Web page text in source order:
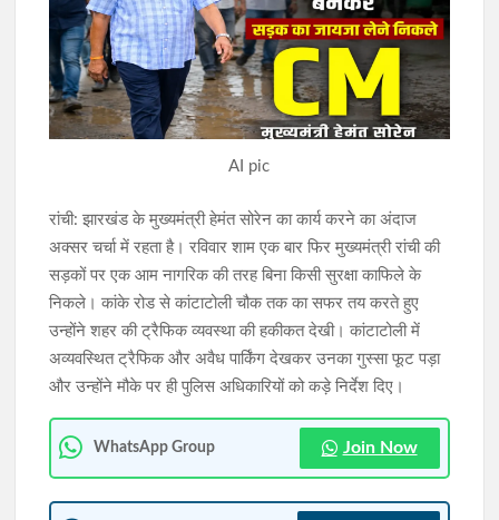
JPSC-JSSC विवाद: 10 अगस्त के विधानसभा घेराव को भाजयुमो का समर्थन,
शशांक राज बोले- छात्रों के साथ पूरी ताकत से खड़े होंगे
आदिवासी महोत्सव-2026 को लेकर प्रशासन अलर्ट, मोरहाबादी मैदान में
दंडाधिकारी-पुलिस पदाधिकारियों की संयुक्त ब्रीफिंग
AI pic
रांची: झारखंड के मुख्यमंत्री हेमंत सोरेन का कार्य करने का अंदाज
अक्सर चर्चा में रहता है। रविवार शाम एक बार फिर मुख्यमंत्री रांची की
सड़कों पर एक आम नागरिक की तरह बिना किसी सुरक्षा काफिले के
निकले। कांके रोड से कांटाटोली चौक तक का सफर तय करते हुए
उन्होंने शहर की ट्रैफिक व्यवस्था की हकीकत देखी। कांटाटोली में
अव्यवस्थित ट्रैफिक और अवैध पार्किंग देखकर उनका गुस्सा फूट पड़ा
और उन्होंने मौके पर ही पुलिस अधिकारियों को कड़े निर्देश दिए।
WhatsApp Group Join Now